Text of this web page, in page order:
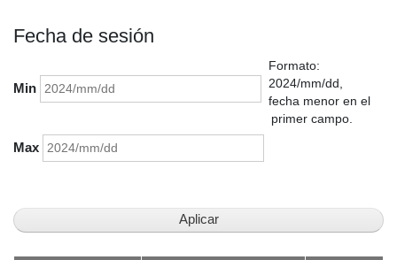
Fecha de sesión
Min
Max
Formato:
2024/mm/dd,
fecha menor en el
primer campo.